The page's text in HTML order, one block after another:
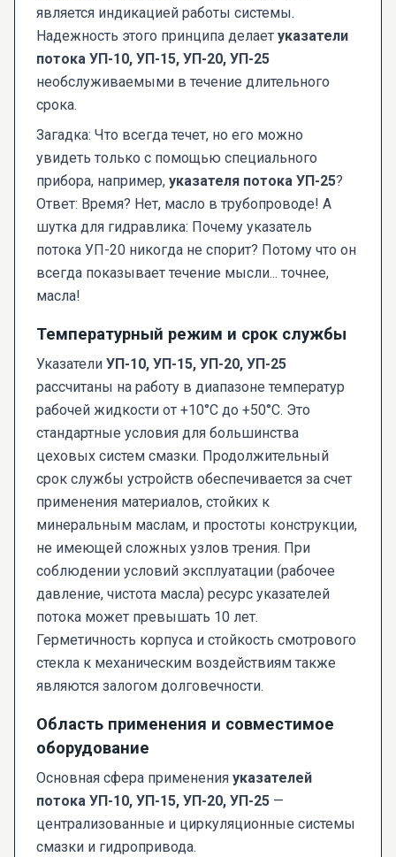
является индикацией работы системы.
Надежность этого принципа делает указатели
потока УП-10, УП-15, УП-20, УП-25
необслуживаемыми в течение длительного
срока.
Загадка: Что всегда течет, но его можно
увидеть только с помощью специального
прибора, например, указателя потока УП-25?
Ответ: Время? Нет, масло в трубопроводе! А
шутка для гидравлика: Почему указатель
потока УП-20 никогда не спорит? Потому что он
всегда показывает течение мысли... точнее,
масла!
Температурный режим и срок службы
Указатели УП-10, УП-15, УП-20, УП-25
рассчитаны на работу в диапазоне температур
рабочей жидкости от +10°C до +50°C. Это
стандартные условия для большинства
цеховых систем смазки. Продолжительный
срок службы устройств обеспечивается за счет
применения материалов, стойких к
минеральным маслам, и простоты конструкции,
не имеющей сложных узлов трения. При
соблюдении условий эксплуатации (рабочее
давление, чистота масла) ресурс указателей
потока может превышать 10 лет.
Герметичность корпуса и стойкость смотрового
стекла к механическим воздействиям также
являются залогом долговечности.
Область применения и совместимое
оборудование
Основная сфера применения указателей
потока УП-10, УП-15, УП-20, УП-25 —
централизованные и циркуляционные системы
смазки и гидропривода.